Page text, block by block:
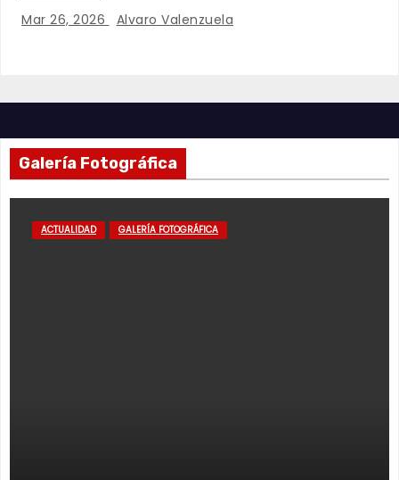
Mar 26, 2026 Alvaro Valenzuela
Galería Fotográfica
ACTUALIDAD GALERÍA FOTOGRÁFICA